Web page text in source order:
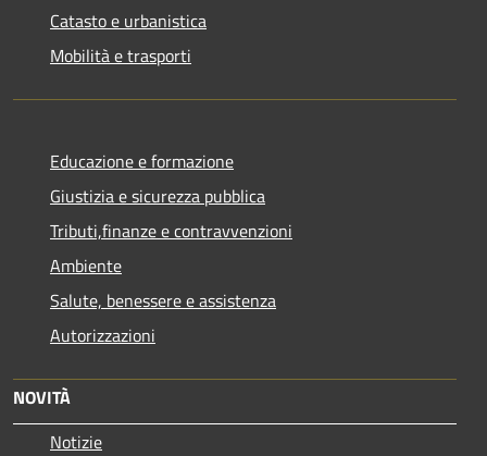
Catasto e urbanistica
Mobilità e trasporti
Educazione e formazione
Giustizia e sicurezza pubblica
Tributi,finanze e contravvenzioni
Ambiente
Salute, benessere e assistenza
Autorizzazioni
NOVITÀ
Notizie